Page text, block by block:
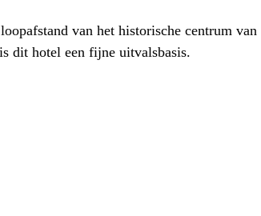
van het historische centrum van
dit hotel een fijne uitvalsbasis.